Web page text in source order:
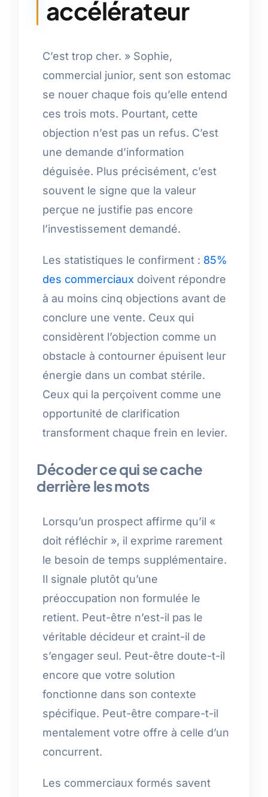
accélérateur
C’est trop cher. » Sophie,
commercial junior, sent son estomac
se nouer chaque fois qu’elle entend
ces trois mots. Pourtant, cette
objection n’est pas un refus. C’est
une demande d’information
déguisée. Plus précisément, c’est
souvent le signe que la valeur
perçue ne justifie pas encore
l’investissement demandé.
Les statistiques le confirment : 85%
des commerciaux doivent répondre
à au moins cinq objections avant de
conclure une vente. Ceux qui
considèrent l’objection comme un
obstacle à contourner épuisent leur
énergie dans un combat stérile.
Ceux qui la perçoivent comme une
opportunité de clarification
transforment chaque frein en levier.
Décoder ce qui se cache
derrière les mots
Lorsqu’un prospect affirme qu’il «
doit réfléchir », il exprime rarement
le besoin de temps supplémentaire.
Il signale plutôt qu’une
préoccupation non formulée le
retient. Peut-être n’est-il pas le
véritable décideur et craint-il de
s’engager seul. Peut-être doute-t-il
encore que votre solution
fonctionne dans son contexte
spécifique. Peut-être compare-t-il
mentalement votre offre à celle d’un
concurrent.
Les commerciaux formés savent